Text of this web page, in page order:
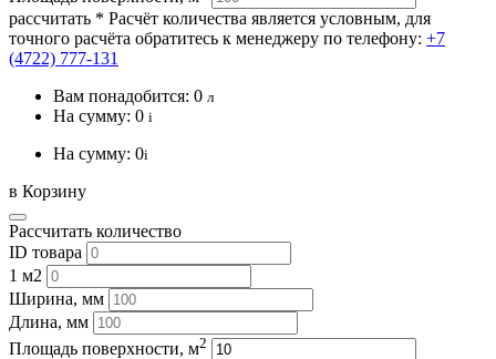
рассчитать * Расчёт количества является условным, для
точного расчёта обратитесь к менеджеру по телефону: +7
(4722) 777-131
Вам понадобится: 0 л
На сумму: 0 i
На сумму: 0i
в Корзину
Рассчитать количество
ID товара
1 м2
Ширина, мм
Длина, мм
Площадь поверхности, м2